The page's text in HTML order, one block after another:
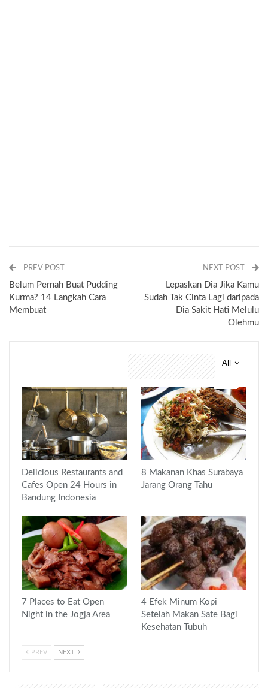
PREV POST
Belum Pernah Buat Pudding
Kurma? 14 Langkah Cara
Membuat
NEXT POST
Lepaskan Dia Jika Kamu
Sudah Tak Cinta Lagi daripada
Dia Sakit Hati Melulu
Olehmu
All
Delicious Restaurants and
Cafes Open 24 Hours in
Bandung Indonesia
8 Makanan Khas Surabaya
Jarang Orang Tahu
7 Places to Eat Open
Night in the Jogja Area
4 Efek Minum Kopi
Setelah Makan Sate Bagi
Kesehatan Tubuh
PREV NEXT